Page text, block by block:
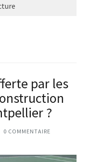
par les
?
0 COMMENTAIRE